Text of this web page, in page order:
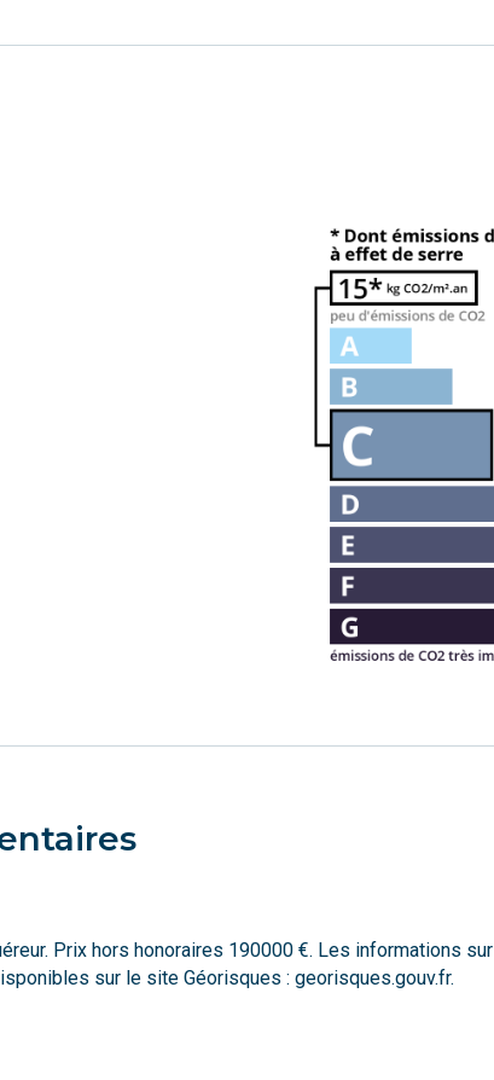
Prix hors honoraires 190000 €. Les informations sur
sur le site Géorisques : georisques.gouv.fr.